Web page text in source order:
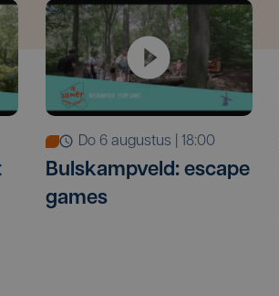
do 6 augustus | 18:00
Bulskampveld: escape
games